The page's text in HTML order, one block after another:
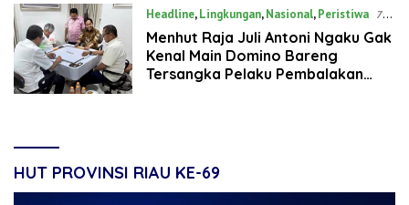
Headline,Lingkungan,Nasional,Peristiwa
7
September 2025
Menhut Raja Juli Antoni Ngaku Gak
Kenal Main Domino Bareng
Tersangka Pelaku Pembalakan
HUT PROVINSI RIAU KE-69